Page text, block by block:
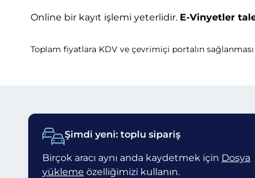
Online bir kayıt işlemi yeterlidir. E-Vinyetler
Toplam fiyatlara KDV ve çevrimiçi portalın
Şimdi yeni: toplu sipariş
Birçok aracı aynı anda kaydetmek için Dosya
yükleme özelliğimizi kullanın.